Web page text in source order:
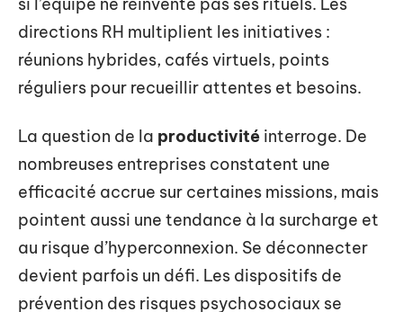
directions RH multiplient les initiatives :
réunions hybrides, cafés virtuels, points
réguliers pour recueillir attentes et besoins.
La question de la productivité interroge. De
nombreuses entreprises constatent une
efficacité accrue sur certaines missions, mais
pointent aussi une tendance à la surcharge et
au risque d’hyperconnexion. Se déconnecter
devient parfois un défi. Les dispositifs de
prévention des risques psychosociaux se